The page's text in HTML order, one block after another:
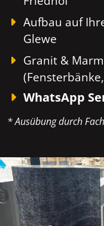
Aufbau auf
Glewe
Granit &
WhatsApp
* Ausübung durch